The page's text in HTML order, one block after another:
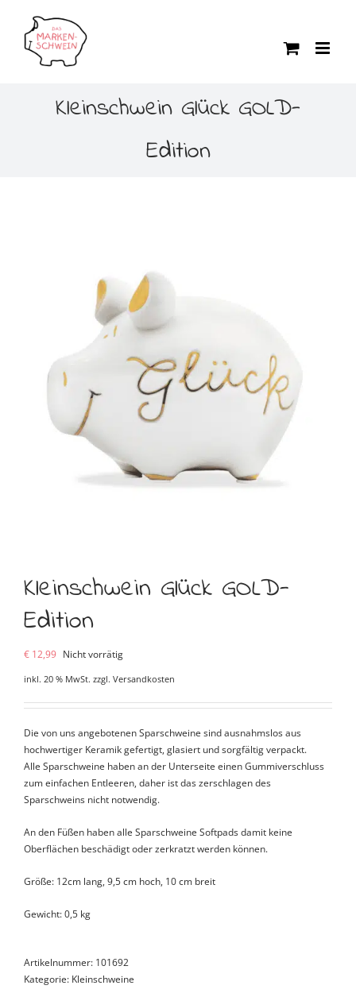
springen
Kleinschwein Glück GOLD-
Edition
Kleinschwein Glück GOLD-
Edition
€ 12,99 Nicht vorrätig
inkl. 20 % MwSt. zzgl. Versandkosten
Die von uns angebotenen Sparschweine sind ausnahmslos aus
hochwertiger Keramik gefertigt, glasiert und sorgfältig verpackt.
Alle Sparschweine haben an der Unterseite einen Gummiverschluss
zum einfachen Entleeren, daher ist das zerschlagen des
Sparschweins nicht notwendig.
An den Füßen haben alle Sparschweine Softpads damit keine
Oberflächen beschädigt oder zerkratzt werden können.
Größe: 12cm lang, 9,5 cm hoch, 10 cm breit
Gewicht: 0,5 kg
Artikelnummer: 101692
Kategorie: Kleinschweine